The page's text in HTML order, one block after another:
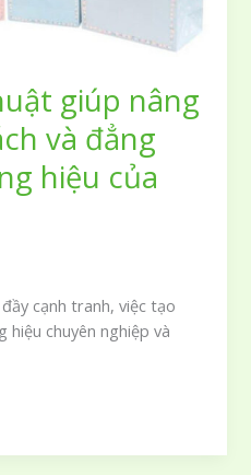
giúp nâng
và đẳng
hiệu của
cạnh tranh, việc tạo
chuyên nghiệp và